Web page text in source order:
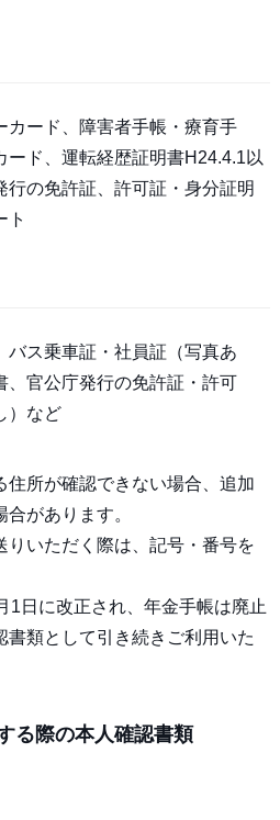
カード、障害者手帳・療育手
ド、運転経歴証明書H24.4.1以
行の免許証、許可証・身分証明
ト
バス乗車証・社員証（写真あ
、官公庁発行の免許証・許可
）など
所が確認できない場合、追加
があります。
いただく際は、記号・番号を
日に改正され、年金手帳は廃止
書類として引き続きご利用いた
する際の本人確認書類